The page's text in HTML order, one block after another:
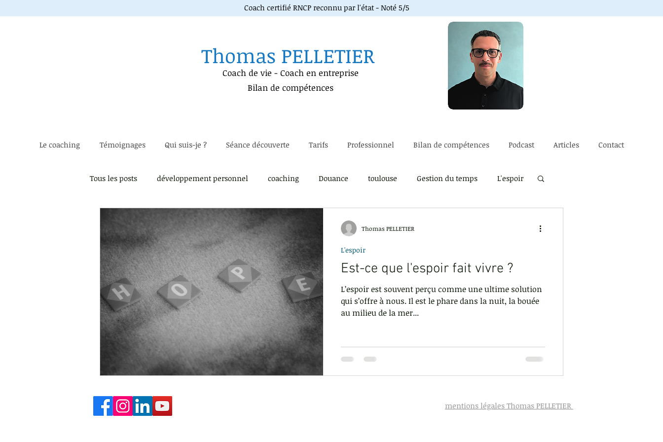
Coach certifié RNCP reconnu par l'état - Noté 5/5
Thomas PELLETIER
Coach de vie - Coach en entreprise
Bilan de compétences
Le coaching Témoignages Qui suis-je ? Séance découverte Tarifs Professionnel Bilan de compétences Podcast Articles Contact
Tous les posts développement personnel coaching Douance toulouse Gestion du temps L'espoir
Instant présent Estime de soi immersion métier
La Rentrée gestion de la peur Être actif Regard des autres
Penser à soi Zone de confort Faire des rencontres La réussite
Est-ce que l'espoir fait vivre ?
L’espoir est souvent perçu comme une ultime solution
qui s’offre à nous. Il est le phare dans la nuit, la bouée
au milieu de la mer...
L'espoir
Thomas PELLETIER
mentions légales Thomas PELLETIER